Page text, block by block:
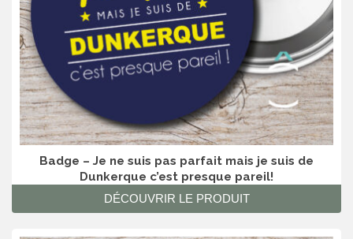
Badge – Je ne suis pas parfait mais je suis de
Dunkerque c’est presque pareil!
DÉCOUVRIR LE PRODUIT